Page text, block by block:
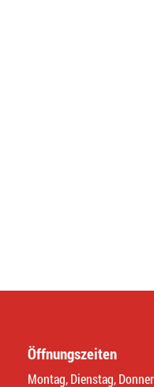
Öffnungszeiten
Montag, Dienstag,